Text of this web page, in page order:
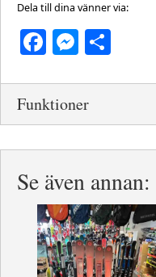
Dela till dina vänner via:
Facebook
Funktioner
Se även annan: